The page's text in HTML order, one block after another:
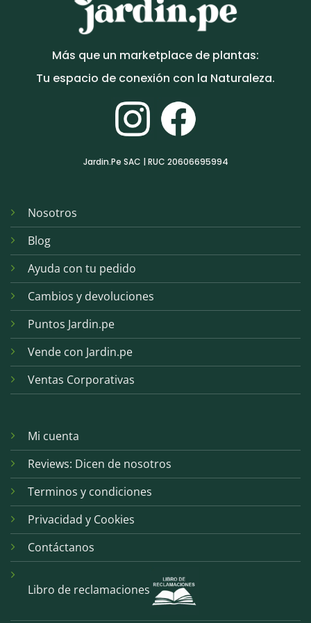
Más que un marketplace de plantas:
Tu espacio de conexión con la Naturaleza.
Jardin.Pe SAC | RUC 20606695994
Nosotros
Blog
Ayuda con tu pedido
Cambios y devoluciones
Puntos Jardin.pe
Vende con Jardin.pe
Ventas Corporativas
Mi cuenta
Reviews: Dicen de nosotros
Terminos y condiciones
Privacidad y Cookies
Contáctanos
Libro de reclamaciones